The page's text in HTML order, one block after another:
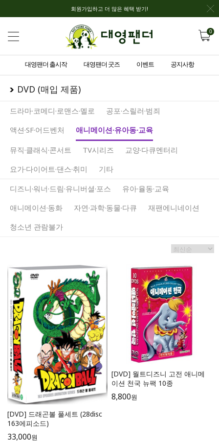
회원가입하고 더 많은 혜택 받기!
0
대영팬더 출시작 대영팬더 굿즈 이벤트 공지사항
DVD (매입 제품)
드라마·코메디·로맨스·멜로
공포·스릴러·범죄
액션·SF·어드벤처
애니메이션·유아동·교육
뮤직·클래식·콘서트 TV시리즈
교양·다큐멘터리
요가·다이어트·댄스·취미
기타
디즈니·워너·드림·유니버셜·포스
유아·율동·교육
애니메이션·동화
자연·과학·동물·다큐
재팬에니네이션
청소년 관람불가
[DVD] 드래곤볼 풀세트 (28disc
163에피소드)
33,000원
[DVD] 월트디즈니 고전 애니메
이션 천국 뉴팩 10종
8,800원